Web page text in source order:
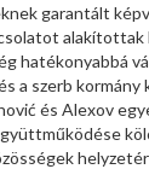
garantált
alakítottak
hatékonyabbá
a szerb
és Alexov